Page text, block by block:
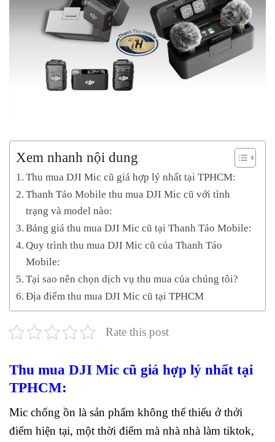
Xem nhanh nội dung
Thu mua DJI Mic cũ giá hợp lý nhất tại TPHCM:
Thanh Táo Mobile thu mua DJI Mic cũ với tình
trạng và model nào:
Bảng giá thu mua DJI Mic cũ tại Thanh Táo Mobile:
Quy trình thu mua DJI Mic cũ của Thanh Táo
Mobile:
Tại sao nên chọn dịch vụ thu mua của chúng tôi?
Địa điểm thu mua DJI Mic cũ tại TPHCM
Rate this post
Thu mua DJI Mic cũ giá hợp lý nhất tại
TPHCM:
Mic chống ồn là sản phẩm không thể thiếu ở thởi
điểm hiện tại, một thời điểm mà nhà nhà làm tiktok,